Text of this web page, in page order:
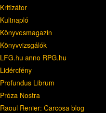
Kritizátor
Kultnapló
Könyvesmagazin
Könyvvizsgálók
LFG.hu anno RPG.hu
Lidércfény
Profundus Librum
Próza Nostra
Raoul Renier: Carcosa blog